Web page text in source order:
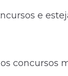
e
concursos